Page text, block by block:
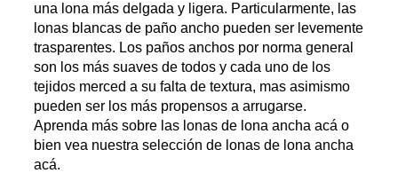
una lona más delgada y ligera. Particularmente, las
lonas blancas de paño ancho pueden ser levemente
trasparentes. Los paños anchos por norma general
son los más suaves de todos y cada uno de los
tejidos merced a su falta de textura, mas asimismo
pueden ser los más propensos a arrugarse.
Aprenda más sobre las lonas de lona ancha acá o
bien vea nuestra selección de lonas de lona ancha
acá.